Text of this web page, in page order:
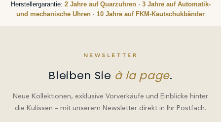
Herstellergarantie: 2 Jahre auf Quarzuhren· 3 Jahre auf Automatik-
und mechanische Uhren · 10 Jahre auf FKM-Kautschukbänder
NEWSLETTER
Bleiben Sie à la page.
Neue Kollektionen, exklusive Vorverkäufe und Einblicke hinter
die Kulissen – mit unserem Newsletter direkt in Ihr Postfach.